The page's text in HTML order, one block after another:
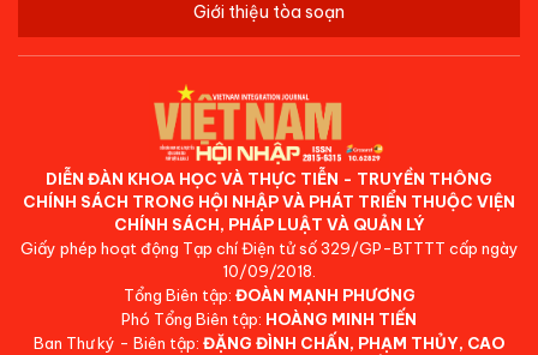
Giới thiệu tòa soạn
DIỄN ĐÀN KHOA HỌC VÀ THỰC TIỄN - TRUYỀN THÔNG
CHÍNH SÁCH TRONG HỘI NHẬP VÀ PHÁT TRIỂN THUỘC VIỆN
CHÍNH SÁCH, PHÁP LUẬT VÀ QUẢN LÝ
Giấy phép hoạt động Tạp chí Điện tử số 329/GP-BTTTT cấp ngày
10/09/2018.
Tổng Biên tập: ĐOÀN MẠNH PHƯƠNG
Phó Tổng Biên tập: HOÀNG MINH TIẾN
Ban Thư ký - Biên tập: ĐẶNG ĐÌNH CHẤN, PHẠM THỦY, CAO